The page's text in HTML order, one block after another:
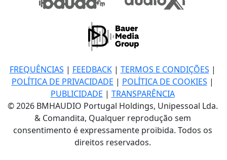
FREQUÊNCIAS | FEEDBACK| TERMOS E CONDIÇÕES |
POLÍTICA DE PRIVACIDADE | POLÍTICA DE COOKIES |
PUBLICIDADE | TRANSPARÊNCIA
© 2026 BMHAUDIO Portugal Holdings, Unipessoal Lda.
& Comandita, Qualquer reprodução sem
consentimento é expressamente proibida. Todos os
direitos reservados.